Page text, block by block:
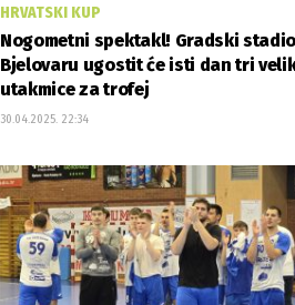
HRVATSKI KUP
Nogometni spektakl! Gradski
Bjelovaru ugostit će isti dan tri
utakmice za trofej
30.04.2025. 22:34